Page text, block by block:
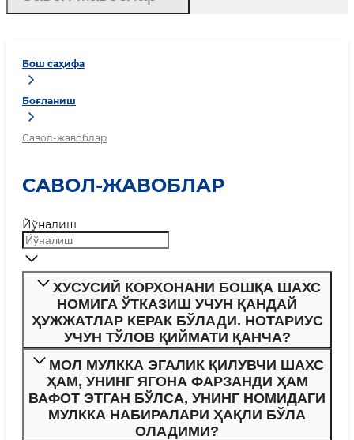
Бош саҳифа
Боғланиш
Савол-жавоблар
САВОЛ-ЖАВОБЛАР
Йўналиш
ХУСУСИЙ КОРХОНАНИ БОШҚА ШАХС
НОМИГА ЎТКАЗИШ УЧУН ҚАНДАЙ
ҲУЖЖАТЛАР КЕРАК БЎЛАДИ. НОТАРИУС
УЧУН ТЎЛОВ ҚИЙМАТИ ҚАНЧА?
МОЛ МУЛККА ЭГАЛИК ҚИЛУВЧИ ШАХС
ҲАМ, УНИНГ ЯГОНА ФАРЗАНДИ ҲАМ
ВАФОТ ЭТГАН БЎЛСА, УНИНГ НОМИДАГИ
МУЛККА НАБИРАЛАРИ ҲАҚЛИ БЎЛА
ОЛАДИМИ?